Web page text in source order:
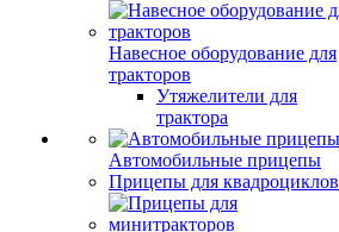
Навесное оборудование для
тракторов
Утяжелители для
трактора
Автомобильные прицепы
Прицепы для квадроциклов